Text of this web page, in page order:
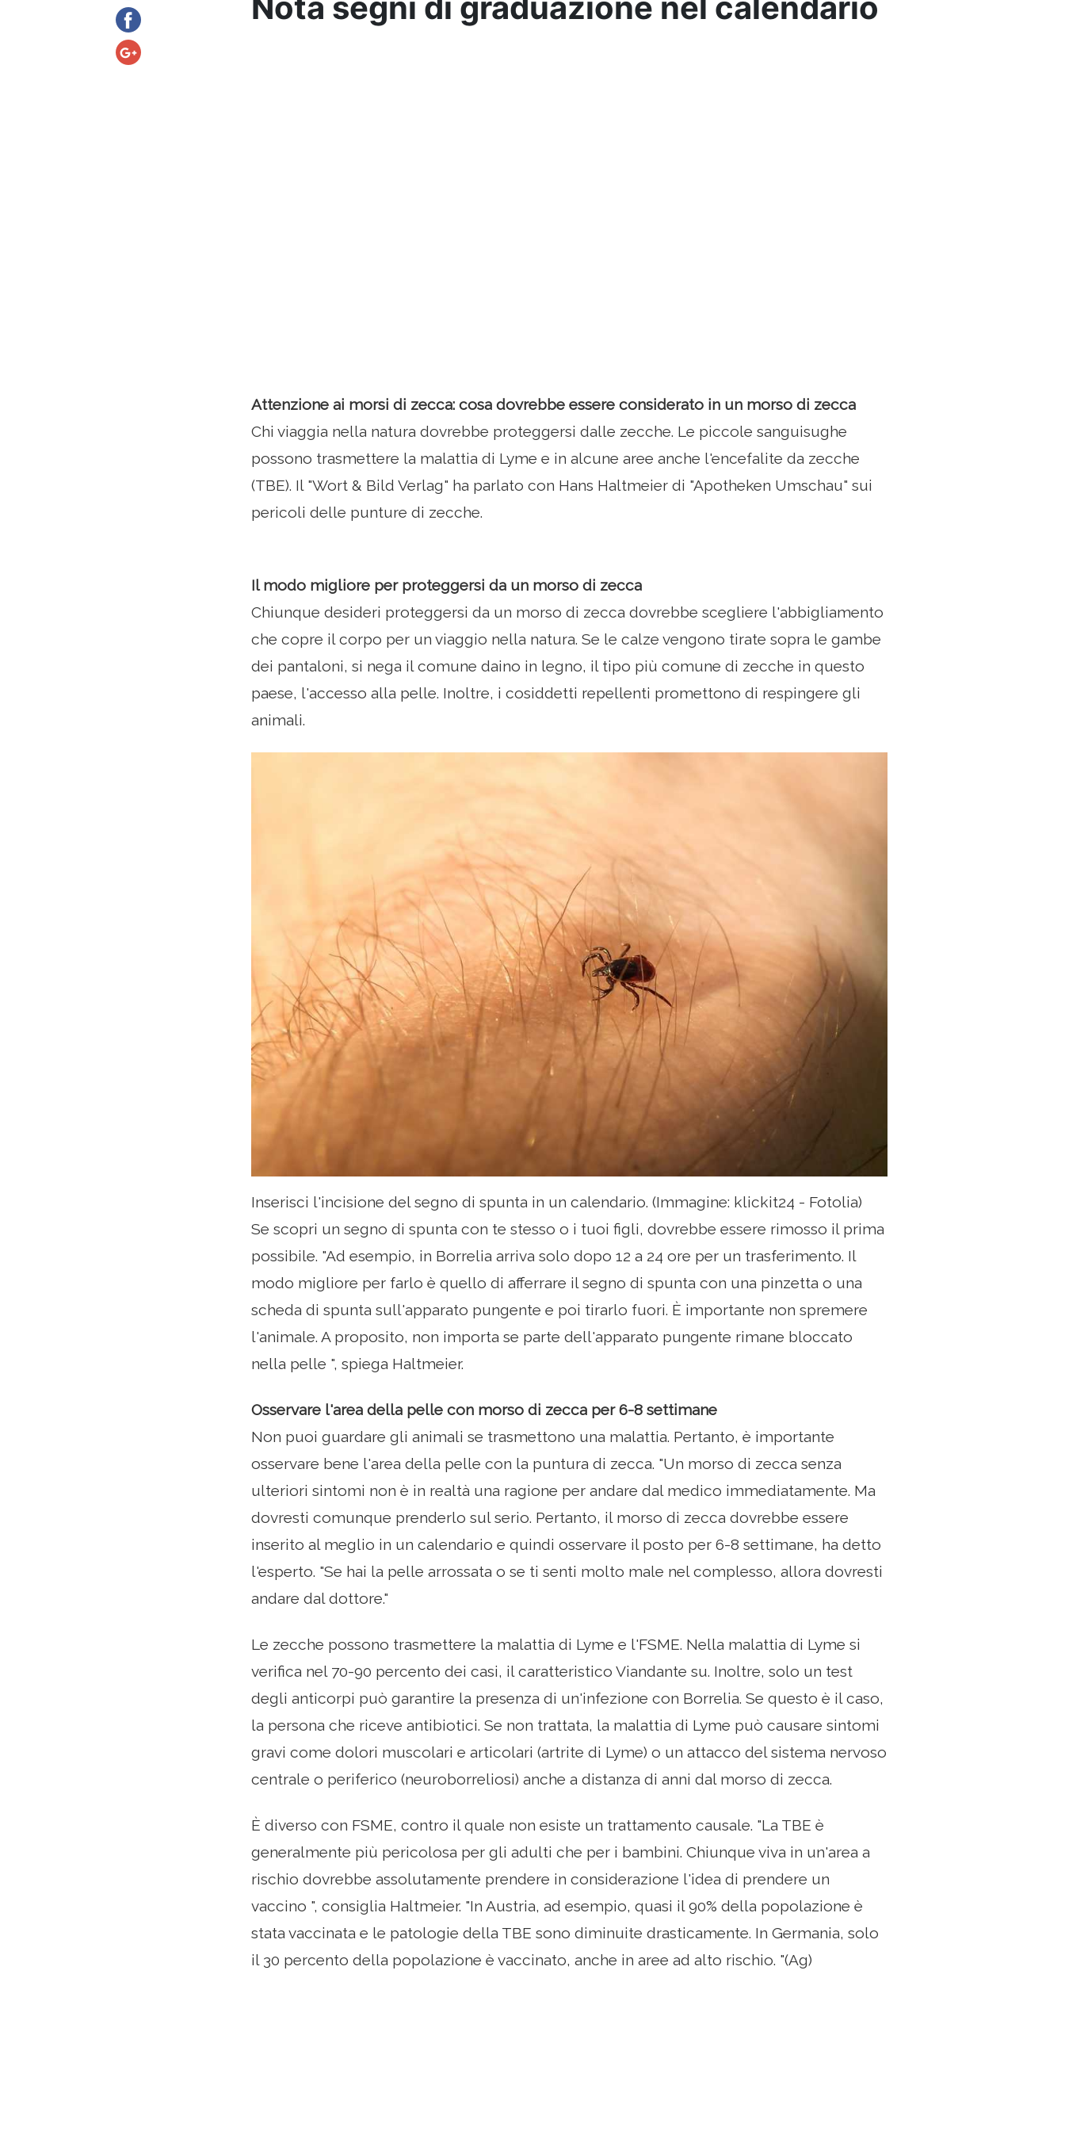
Attenzione ai morsi di zecca: cosa dovrebbe essere considerato in un morso di zecca
Chi viaggia nella natura dovrebbe proteggersi dalle zecche. Le piccole sanguisughe
possono trasmettere la malattia di Lyme e in alcune aree anche l'encefalite da zecche
(TBE). Il "Wort & Bild Verlag" ha parlato con Hans Haltmeier di "Apotheken Umschau" sui
pericoli delle punture di zecche.
Il modo migliore per proteggersi da un morso di zecca
Chiunque desideri proteggersi da un morso di zecca dovrebbe scegliere l'abbigliamento
che copre il corpo per un viaggio nella natura. Se le calze vengono tirate sopra le gambe
dei pantaloni, si nega il comune daino in legno, il tipo più comune di zecche in questo
paese, l'accesso alla pelle. Inoltre, i cosiddetti repellenti promettono di respingere gli
animali.
Inserisci l'incisione del segno di spunta in un calendario. (Immagine: klickit24 - Fotolia)
Se scopri un segno di spunta con te stesso o i tuoi figli, dovrebbe essere rimosso il prima
possibile. "Ad esempio, in Borrelia arriva solo dopo 12 a 24 ore per un trasferimento. Il
modo migliore per farlo è quello di afferrare il segno di spunta con una pinzetta o una
scheda di spunta sull'apparato pungente e poi tirarlo fuori. È importante non spremere
l'animale. A proposito, non importa se parte dell'apparato pungente rimane bloccato
nella pelle ", spiega Haltmeier.
Osservare l'area della pelle con morso di zecca per 6-8 settimane
Non puoi guardare gli animali se trasmettono una malattia. Pertanto, è importante
osservare bene l'area della pelle con la puntura di zecca. "Un morso di zecca senza
ulteriori sintomi non è in realtà una ragione per andare dal medico immediatamente. Ma
dovresti comunque prenderlo sul serio. Pertanto, il morso di zecca dovrebbe essere
inserito al meglio in un calendario e quindi osservare il posto per 6-8 settimane, ha detto
l'esperto. "Se hai la pelle arrossata o se ti senti molto male nel complesso, allora dovresti
andare dal dottore."
Le zecche possono trasmettere la malattia di Lyme e l'FSME. Nella malattia di Lyme si
verifica nel 70-90 percento dei casi, il caratteristico Viandante su. Inoltre, solo un test
degli anticorpi può garantire la presenza di un'infezione con Borrelia. Se questo è il caso,
la persona che riceve antibiotici. Se non trattata, la malattia di Lyme può causare sintomi
gravi come dolori muscolari e articolari (artrite di Lyme) o un attacco del sistema nervoso
centrale o periferico (neuroborreliosi) anche a distanza di anni dal morso di zecca.
È diverso con FSME, contro il quale non esiste un trattamento causale. "La TBE è
generalmente più pericolosa per gli adulti che per i bambini. Chiunque viva in un'area a
rischio dovrebbe assolutamente prendere in considerazione l'idea di prendere un
vaccino ", consiglia Haltmeier. "In Austria, ad esempio, quasi il 90% della popolazione è
stata vaccinata e le patologie della TBE sono diminuite drasticamente. In Germania, solo
il 30 percento della popolazione è vaccinato, anche in aree ad alto rischio. "(Ag)